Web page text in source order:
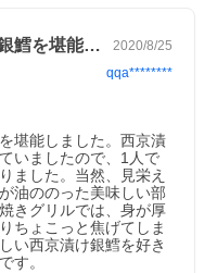
なかなか高額で手に入らない銀鱈を堪能し… 2020/8/25
qqa********
堪能しました。西京漬
いましたので、1人で
ました。当然、見栄え
油ののった美味しい部
きグリルでは、身が厚
ちょこっと焦げてしま
い西京漬け銀鱈を好き
す。